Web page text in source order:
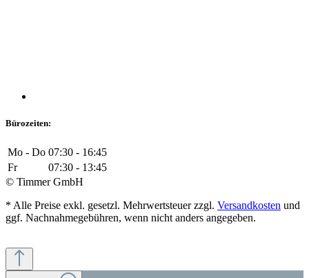
Bürozeiten:
Mo - Do 07:30 - 16:45
Fr
07:30 - 13:45
© Timmer GmbH
* Alle Preise exkl. gesetzl. Mehrwertsteuer zzgl. Versandkosten und
ggf. Nachnahmegebühren, wenn nicht anders angegeben.